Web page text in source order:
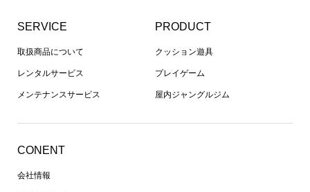
SERVICE
取扱商品について
レンタルサービス
メンテナンスサービス
PRODUCT
クッション遊具
プレイゲーム
屋内ジャングルジム
CONENT
会社情報